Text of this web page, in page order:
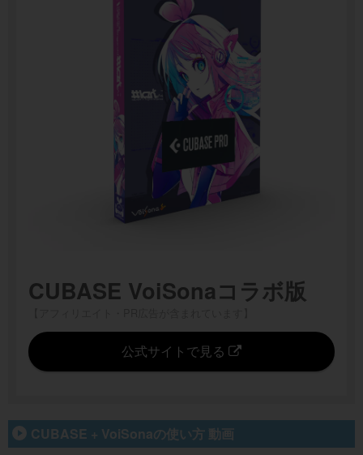
CUBASE VoiSonaコラボ版
公式サイトで見る
CUBASE + VoiSonaの使い方 動画